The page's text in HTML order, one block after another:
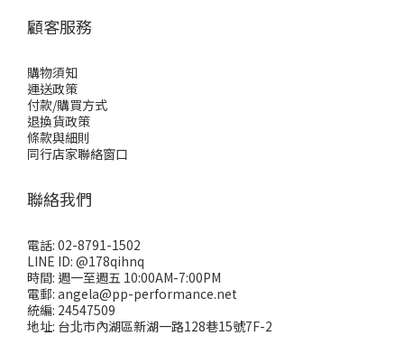
顧客服務
購物須知
運送政策
付款/購買方式
退換貨政策
條款與細則
同行店家聯絡窗口
聯絡我們
電話: 02-8791-1502
LINE ID: @178qihnq
時間: 週一至週五 10:00AM-7:00PM
電郵: angela@pp-performance.net
統編: 24547509
地址: 台北市內湖區新湖一路128巷15號7F-2